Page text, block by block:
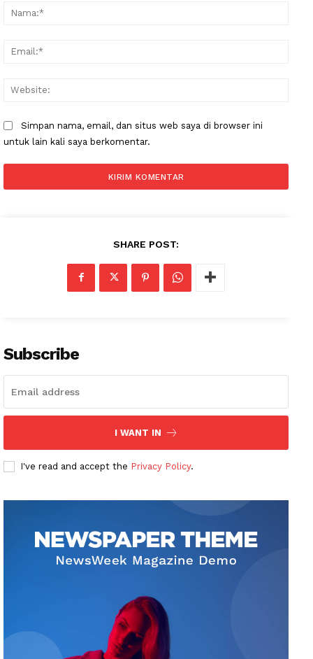
News Week
Magazine PRO
Simpan nama, email, dan situs web saya di browser ini
untuk lain kali saya berkomentar.
SHARE POST:
Subscribe
I WANT IN
I've read and accept the Privacy Policy.